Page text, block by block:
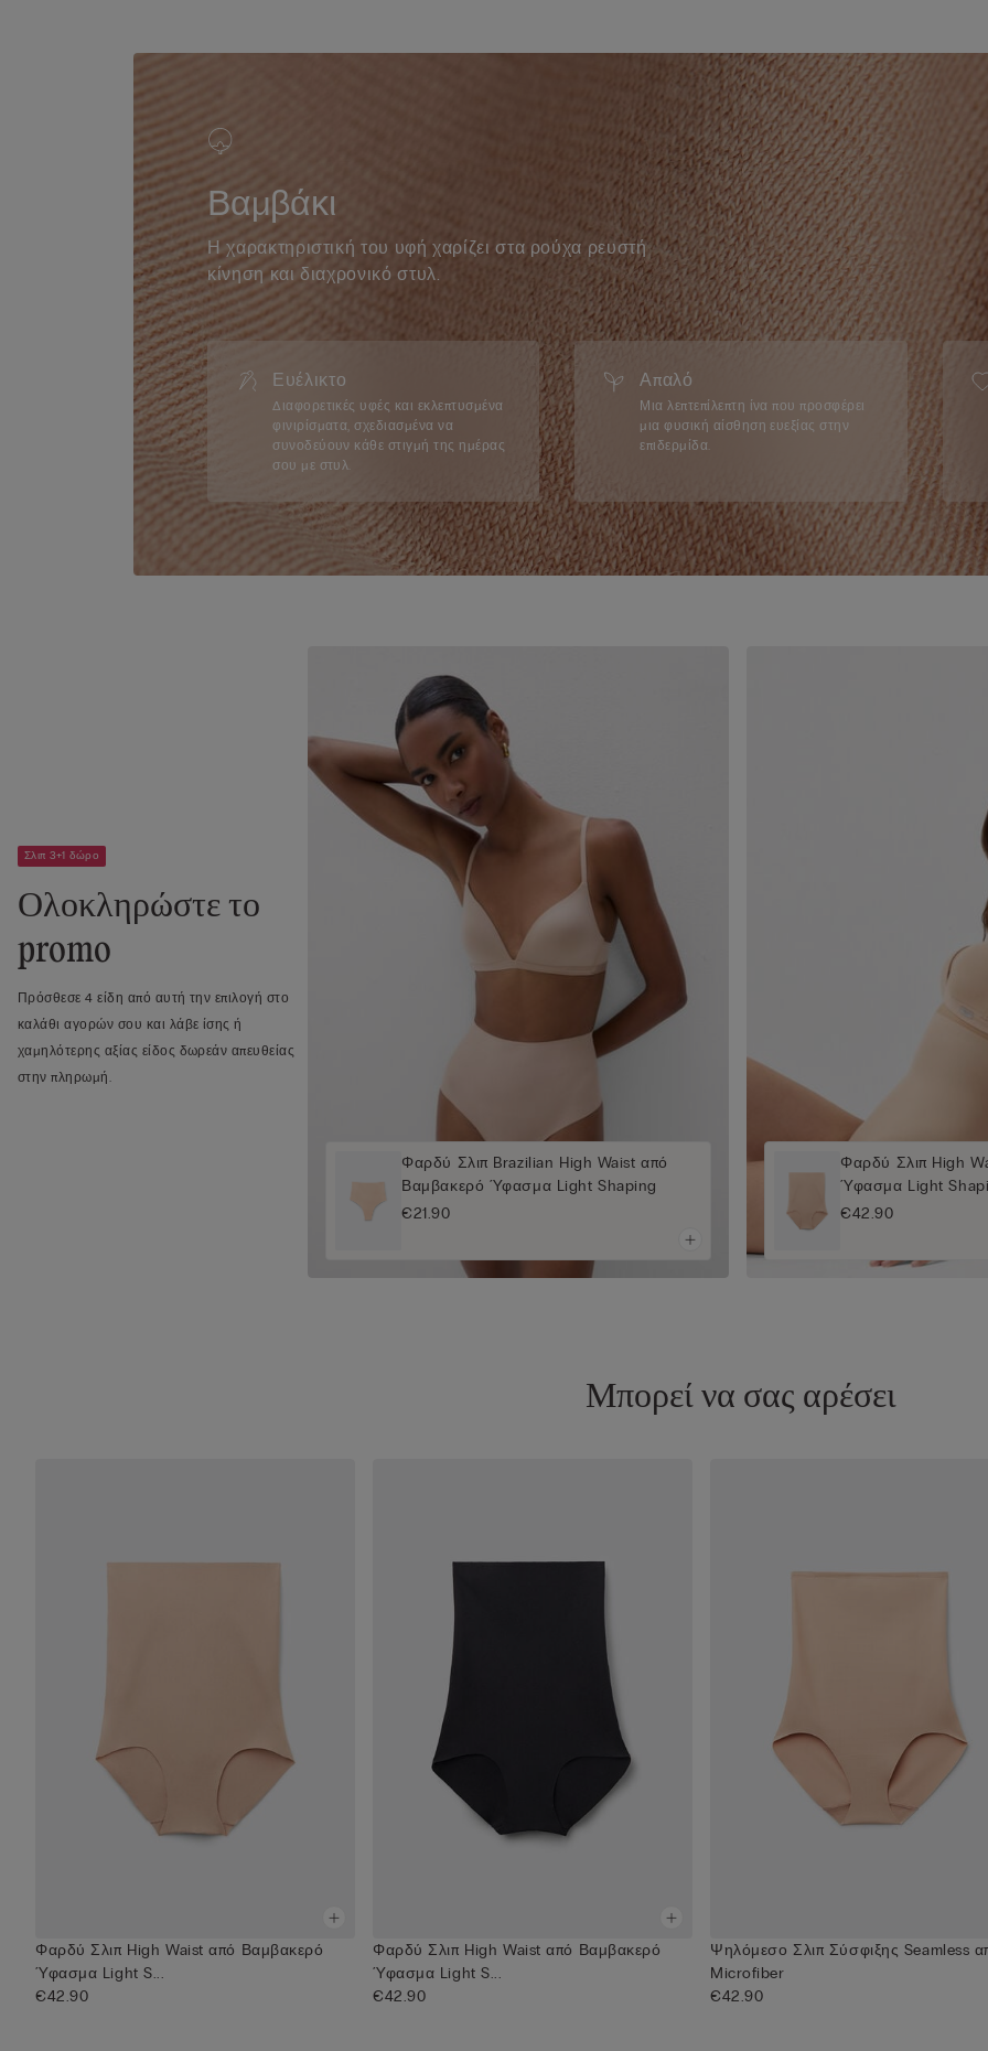
Βαμβάκι
Η χαρακτηριστική του υφή χαρίζει στα ρούχα ρευστή
κίνηση και διαχρονικό στυλ.
Ευέλικτο
Διαφορετικές υφές και εκλεπτυσμένα
φινιρίσματα, σχεδιασμένα να
συνοδεύουν κάθε στιγμή της ημέρας
σου με στυλ.
Απαλό
Μια λεπτεπίλεπτη ίνα που προσφέρει
μια φυσική αίσθηση ευεξίας στην
επιδερμίδα.
Σλιπ 3+1 δώρο
Ολοκληρώστε το
promo
Πρόσθεσε 4 είδη από αυτή την επιλογή στο
καλάθι αγορών σου και λάβε ίσης ή
χαμηλότερης αξίας είδος δωρεάν απευθείας
στην πληρωμή.
Φαρδύ Σλιπ Brazilian High Waist από
Βαμβακερό Ύφασμα Light Shaping
€21.90
Φαρδύ Σλιπ High
Ύφασμα Light
€42.90
Μπορεί να σας αρέσει
Φαρδύ Σλιπ High Waist από Βαμβακερό
Ύφασμα Light S...
€42.90
Φαρδύ Σλιπ High Waist από Βαμβακερό
Ύφασμα Light S...
€42.90
Ψηλόμεσο Σλιπ Σύσφιξης Seamless
Microfiber
€42.90